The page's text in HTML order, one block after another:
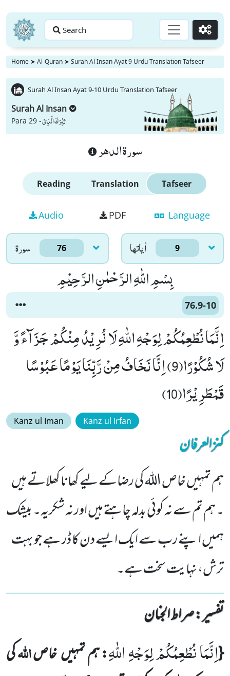
Search Go
Home ➤ Al-Quran ➤ Surah Al Insan Ayat 9 Urdu Translation Tafseer
Surah Al Insan Ayat 9-10 Urdu Translation Tafseer
Surah Al Insan
Para 29 -تَبٰرَكَ الَّذِیْ
سورة الدهر
Reading Translation Tafseer
Audio PDF Language
سورۃ 76 اٰياتها 9
بِسْمِ اللّٰهِ الرَّحْمٰنِ الرَّحِیْمِ
76.9-10
اِنَّمَا نُطْعِمُكُمْ لِوَجْهِ اللّٰهِ لَا نُرِیْدُ مِنْكُمْ جَزَآءً وَّ
لَا شُكُوْرًا(9) اِنَّا نَخَافُ مِنْ رَّبِّنَا یَوْمًا عَبُوْسًا
قَمْطَرِیْرًا(10)
Kanz ul Iman Kanz ul Irfan
کنزالعرفان
ہم تمہیں خاص اللہ کی رضاکے لیے کھانا کھلاتے ہیں
۔ ہم تم سے نہ کوئی بدلہ چاہتے ہیں اور نہ شکریہ۔ بیشک
ہمیں اپنے رب سے ایک ایسے دن کا ڈر ہے جو بہت
ترش، نہایت سخت ہے۔
تفسیر : ‎صراط الجنان
{اِنَّمَا نُطْعِمُكُمْ لِوَجْهِ اللّٰهِ:ہم تمہیںخاصاللّٰہکی